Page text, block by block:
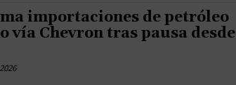
importaciones de petróleo
vía Chevron tras pausa desde